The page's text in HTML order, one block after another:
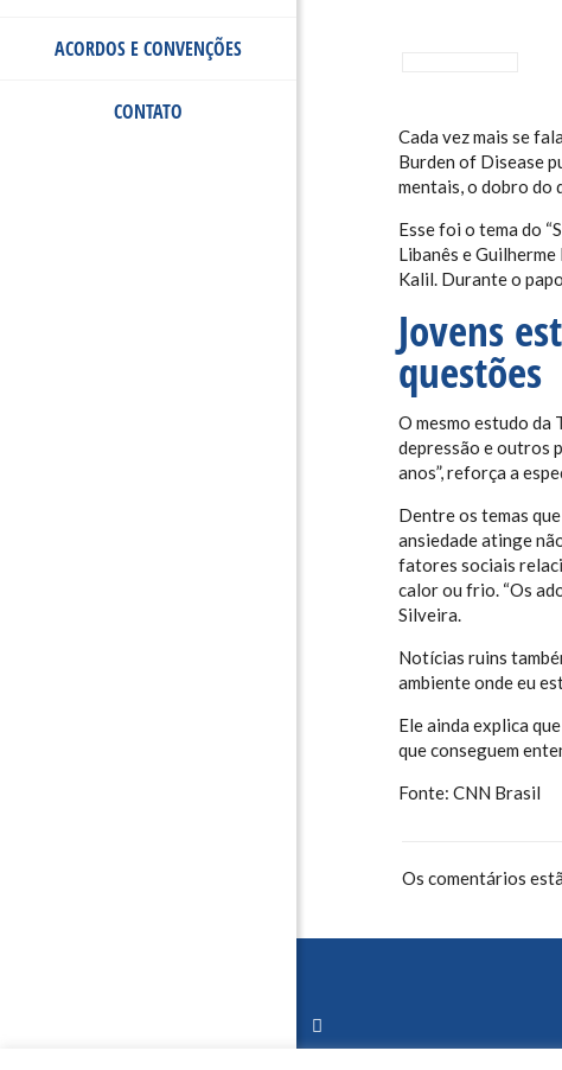
ACORDOS E CONVENÇÕES
CONTATO
Cada vez mais se
Burdenof Disease
mentais, o dobro do
Esse foi o tema do
Libanês e
Kalil. Durante o
Jovens
questões
O mesmo estudo da
depressão e outros
anos”, reforça a
Dentre os temas
ansiedade atinge
fatores sociais
calor ou frio. “Os
Silveira.
Notícias ruins
ambiente onde eu
Ele ainda explica
que conseguem
Fonte: CNN Brasil
Os comentários